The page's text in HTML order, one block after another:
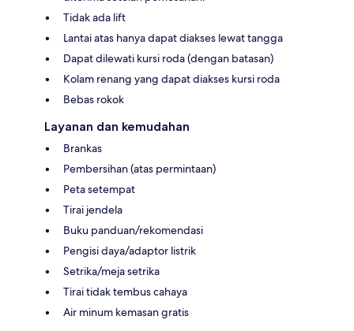
Tidak ada lift
Lantai atas hanya dapat diakses lewat tangga
Dapat dilewati kursi roda (dengan batasan)
Kolam renang yang dapat diakses kursi roda
Bebas rokok
Layanan dan kemudahan
Brankas
Pembersihan (atas permintaan)
Peta setempat
Tirai jendela
Buku panduan/rekomendasi
Pengisi daya/adaptor listrik
Setrika/meja setrika
Tirai tidak tembus cahaya
Air minum kemasan gratis